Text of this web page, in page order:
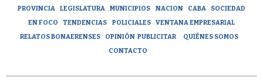
PROVINCIA LEGISLATURA MUNICIPIOS NACION CABA
SOCIEDAD
EN FOCO
TENDENCIAS POLICIALES
VENTANA EMPRESARIAL
RELATOS BONAERENSES
OPINIÓN PUBLICITAR
QUIÉNES SOMOS
CONTACTO